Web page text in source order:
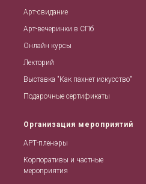
Арт-свидание
Арт-вечеринки в СПб
Онлайн курсы
Лекторий
Выставка "Как пахнет искусство"
Подарочные сертификаты
Организация мероприятий
АРТ-пленэры
Корпоративы и частные
мероприятия